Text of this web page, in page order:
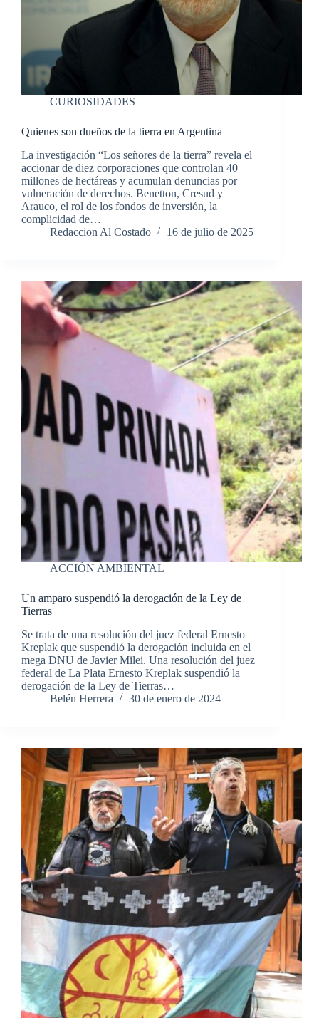
CURIOSIDADES
Quienes son dueños de la tierra en Argentina
La investigación “Los señores de la tierra” revela el
accionar de diez corporaciones que controlan 40
millones de hectáreas y acumulan denuncias por
vulneración de derechos. Benetton, Cresud y
Arauco, el rol de los fondos de inversión, la
complicidad de…
Redaccion Al Costado
16 de julio de 2025
ACCIÓN AMBIENTAL
Un amparo suspendió la derogación de la Ley de
Tierras
Se trata de una resolución del juez federal Ernesto
Kreplak que suspendió la derogación incluida en el
mega DNU de Javier Milei. Una resolución del juez
federal de La Plata Ernesto Kreplak suspendió la
derogación de la Ley de Tierras…
Belén Herrera
30 de enero de 2024